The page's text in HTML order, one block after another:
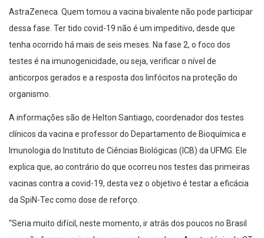
AstraZeneca. Quem tomou a vacina bivalente não pode participar
dessa fase. Ter tido covid-19 não é um impeditivo, desde que
tenha ocorrido há mais de seis meses. Na fase 2, o foco dos
testes é na imunogenicidade, ou seja, verificar o nível de
anticorpos gerados e a resposta dos linfócitos na proteção do
organismo.
A informações são de Helton Santiago, coordenador dos testes
clínicos da vacina e professor do Departamento de Bioquímica e
Imunologia do Instituto de Ciências Biológicas (ICB) da UFMG. Ele
explica que, ao contrário do que ocorreu nos testes das primeiras
vacinas contra a covid-19, desta vez o objetivo é testar a eficácia
da SpiN-Tec como dose de reforço.
“Seria muito difícil, neste momento, ir atrás dos poucos no Brasil